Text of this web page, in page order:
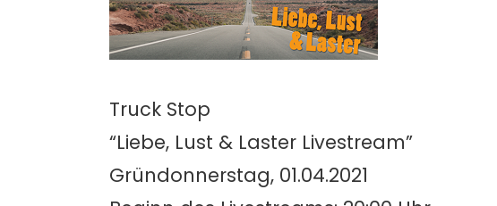
Truck Stop
“Liebe, Lust & Laster Livestream”
Gründonnerstag, 01.04.2021